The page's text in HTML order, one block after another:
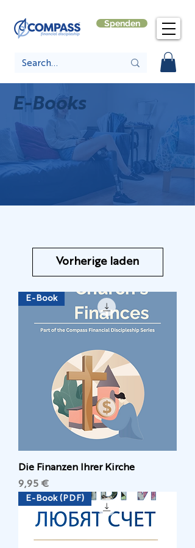
Spenden
E-Books
Vorherige laden
E-Book
Die Finanzen Ihrer Kirche
Preis
9,95 €
E-Book (PDF)